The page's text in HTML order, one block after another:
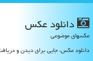
دانلود عكس
عکسهای موضوعی
دانلود عکس، جایی برای دیدن و